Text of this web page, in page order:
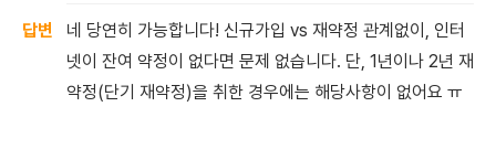
네 당연히 가능합니다! 신규가입 vs 재약정 관계없이, 인터
넷이 잔여 약정이 없다면 문제 없습니다. 단, 1년이나 2년 재
약정(단기 재약정)을 취한 경우에는 해당사항이 없어요 ㅠ